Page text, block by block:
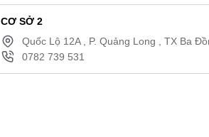
CƠ SỞ 2
Quốc Lộ 12A , P. Quảng Long , TX Ba
0782 739 531